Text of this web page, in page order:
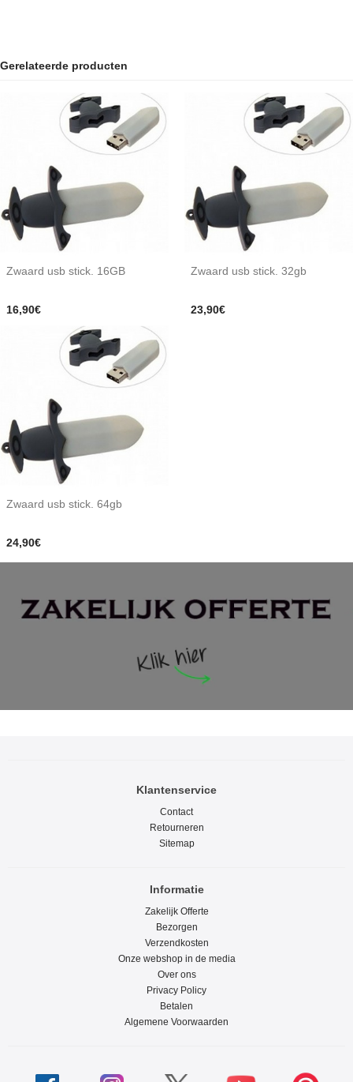
Gerelateerde producten
Zwaard usb stick. 16GB
16,90€
Zwaard usb stick. 32gb
23,90€
Zwaard usb stick. 64gb
24,90€
Klantenservice
Contact
Retourneren
Sitemap
Informatie
Zakelijk Offerte
Bezorgen
Verzendkosten
Onze webshop in de media
Over ons
Privacy Policy
Betalen
Algemene Voorwaarden